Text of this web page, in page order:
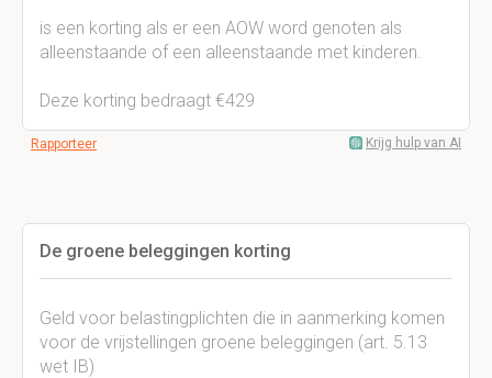
is een korting als er een AOW word genoten als
alleenstaande of een alleenstaande met kinderen.
Deze korting bedraagt €429
Rapporteer Krijg hulp van AI
De groene beleggingen korting
Geld voor belastingplichten die in aanmerking komen
voor de vrijstellingen groene beleggingen (art. 5.13
wet IB)